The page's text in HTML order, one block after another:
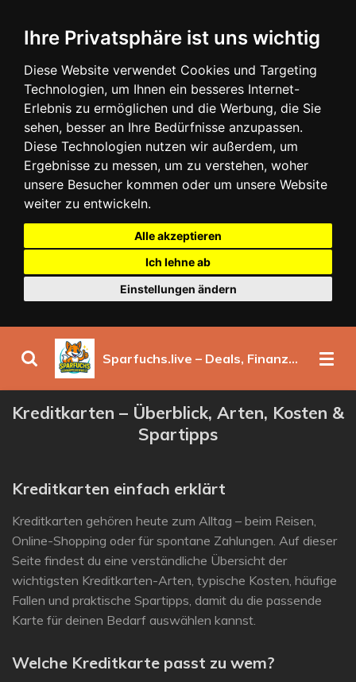
Ihre Privatsphäre ist uns wichtig
Diese Website verwendet Cookies und Targeting
Technologien, um Ihnen ein besseres Internet-
Erlebnis zu ermöglichen und die Werbung, die Sie
sehen, besser an Ihre Bedürfnisse anzupassen.
Diese Technologien nutzen wir außerdem, um
Ergebnisse zu messen, um zu verstehen, woher
unsere Besucher kommen oder um unsere Website
weiter zu entwickeln.
Alle akzeptieren
Ich lehne ab
Einstellungen ändern
Hauptinhalt
Sparfuchs.live – Deals, Finanzen & clevere Spartipps
Kreditkarten – Überblick, Arten, Kosten &
Spartipps
Kreditkarten einfach erklärt
Kreditkarten gehören heute zum Alltag – beim Reisen,
Online-Shopping oder für spontane Zahlungen. Auf dieser
Seite findest du eine verständliche Übersicht der
wichtigsten Kreditkarten-Arten, typische Kosten, häufige
Fallen und praktische Spartipps, damit du die passende
Karte für deinen Bedarf auswählen kannst.
Welche Kreditkarte passt zu wem?